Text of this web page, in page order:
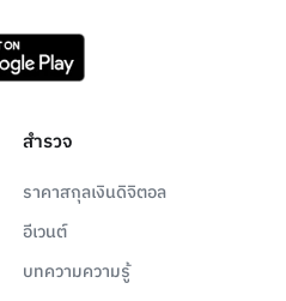
สำรวจ
ราคาสกุลเงินดิจิตอล
อีเวนต์
บทความความรู้